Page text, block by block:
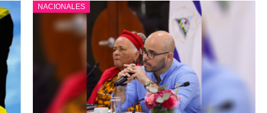
NACIONALES